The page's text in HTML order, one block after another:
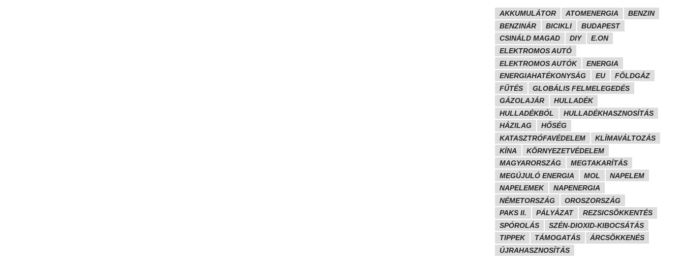
AKKUMULÁTOR ATOMENERGIA
BENZIN
BENZINÁR
BICIKLI
BUDAPEST
CSINÁLD MAGAD
DIY
E.ON
ELEKTROMOS AUTÓ
ELEKTROMOS AUTÓK
ENERGIA
ENERGIAHATÉKONYSÁG
EU
FÖLDGÁZ
FŰTÉS
GLOBÁLIS FELMELEGEDÉS
GÁZOLAJÁR
HULLADÉK
HULLADÉKBÓL
HULLADÉKHASZNOSÍTÁS
HÁZILAG
HŐSÉG
KATASZTRÓFAVÉDELEM
KLÍMAVÁLTOZÁS
KÍNA
KÖRNYEZETVÉDELEM
MAGYARORSZÁG
MEGTAKARÍTÁS
MEGÚJULÓ ENERGIA
MOL
NAPELEM
NAPELEMEK
NAPENERGIA
NÉMETORSZÁG
OROSZORSZÁG
PAKS II.
PÁLYÁZAT
REZSICSÖKKENTÉS
SPÓROLÁS
SZÉN-DIOXID-KIBOCSÁTÁS
TIPPEK
TÁMOGATÁS
ÁRCSÖKKENÉS
ÚJRAHASZNOSÍTÁS